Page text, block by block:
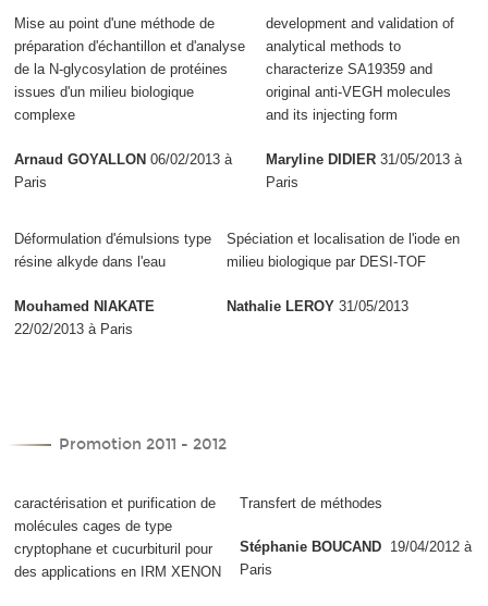
Mise au point d'une méthode de
préparation d'échantillon et d'analyse
de la N-glycosylation de protéines
issues d'un milieu biologique
complexe
Arnaud GOYALLON 06/02/2013 à
Paris
development and validation of
analytical methods to
characterize SA19359 and
original anti-VEGH molecules
and its injecting form
Maryline DIDIER 31/05/2013 à
Paris
Déformulation d'émulsions type
résine alkyde dans l'eau
Mouhamed NIAKATE
22/02/2013 à Paris
Spéciation et localisation de l'iode en
milieu biologique par DESI-TOF
Nathalie LEROY 31/05/2013
Promotion 2011 - 2012
caractérisation et purification de
molécules cages de type
cryptophane et cucurbituril pour
des applications en IRM XENON
Transfert de méthodes
Stéphanie BOUCAND 19/04/2012 à
Paris